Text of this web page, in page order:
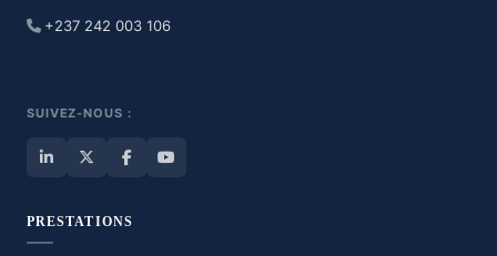
+237 242 003 106
SUIVEZ-NOUS :
PRESTATIONS